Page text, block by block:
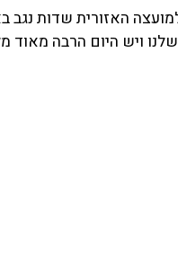
של 20 מיליון שקלים למועצה
ויש היום הרבה מאוד